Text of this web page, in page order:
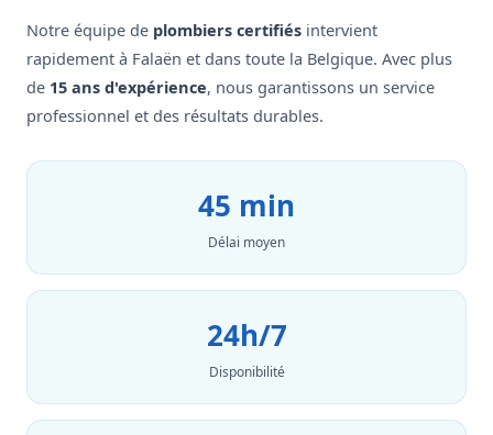
Notre équipe de plombiers certifiés intervient
rapidement à Falaën et dans toute la Belgique. Avec plus
de 15 ans d'expérience, nous garantissons un service
professionnel et des résultats durables.
45 min
Délai moyen
24h/7
Disponibilité